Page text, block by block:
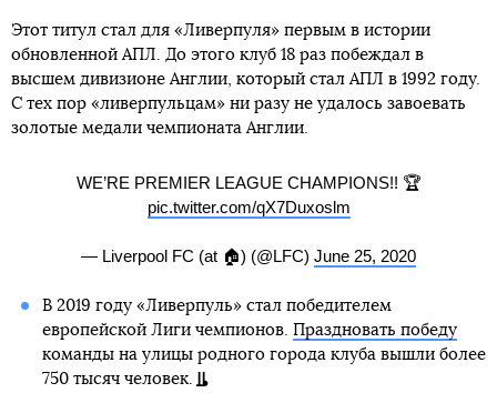
Этот титул стал для «Ливерпуля» первым в истории
обновленной АПЛ. До этого клуб 18 раз побеждал в
высшем дивизионе Англии, который стал АПЛ в 1992 году.
С тех пор «ливерпульцам» ни разу не удалось завоевать
золотые медали чемпионата Англии.
WE’RE PREMIER LEAGUE CHAMPIONS!! 🏆
pic.twitter.com/qX7Duxoslm
— Liverpool FC (at 🏠) (@LFC) June 25, 2020
В 2019 году «Ливерпуль» стал победителем
европейской Лиги чемпионов. Праздновать победу
команды на улицы родного города клуба вышли более
750 тысяч человек.